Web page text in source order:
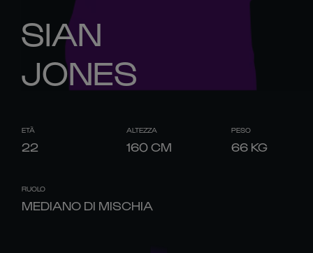
SIAN
JONES
ETÀ
22
ALTEZZA
160CM
PESO
66 KG
RUOLO
MEDIANO DI MISCHIA